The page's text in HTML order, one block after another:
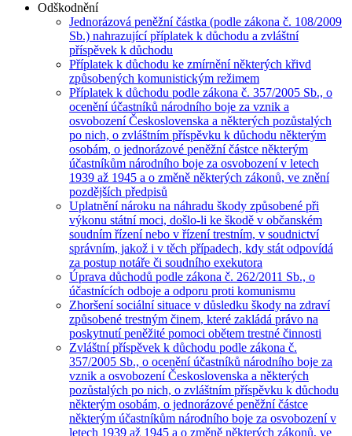
Odškodnění
Jednorázová peněžní částka (podle zákona č. 108/2009
Sb.) nahrazující příplatek k důchodu a zvláštní
příspěvek k důchodu
Příplatek k důchodu ke zmírnění některých křivd
způsobených komunistickým režimem
Příplatek k důchodu podle zákona č. 357/2005 Sb., o
ocenění účastníků národního boje za vznik a
osvobození Československa a některých pozůstalých
po nich, o zvláštním příspěvku k důchodu některým
osobám, o jednorázové peněžní částce některým
účastníkům národního boje za osvobození v letech
1939 až 1945 a o změně některých zákonů, ve znění
pozdějších předpisů
Uplatnění nároku na náhradu škody způsobené při
výkonu státní moci, došlo-li ke škodě v občanském
soudním řízení nebo v řízení trestním, v soudnictví
správním, jakož i v těch případech, kdy stát odpovídá
za postup notáře či soudního exekutora
Úprava důchodů podle zákona č. 262/2011 Sb., o
účastnících odboje a odporu proti komunismu
Zhoršení sociální situace v důsledku škody na zdraví
způsobené trestným činem, které zakládá právo na
poskytnutí peněžité pomoci obětem trestné činnosti
Zvláštní příspěvek k důchodu podle zákona č.
357/2005 Sb., o ocenění účastníků národního boje za
vznik a osvobození Československa a některých
pozůstalých po nich, o zvláštním příspěvku k důchodu
některým osobám, o jednorázové peněžní částce
některým účastníkům národního boje za osvobození v
letech 1939 až 1945 a o změně některých zákonů, ve